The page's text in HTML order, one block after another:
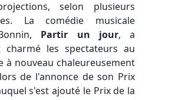
selon plusieurs
La comédie musicale
Partir un jour, a
charmé les spectateurs au
à nouveau chaleureusement
de l'annonce de son Prix
s'est ajouté le Prix de la